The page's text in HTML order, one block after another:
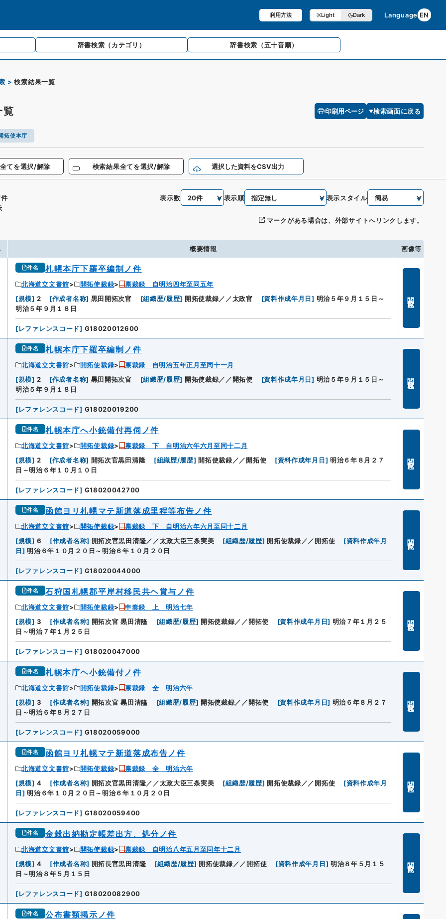
利用方法 Light Dark Language EN
辞書検索 （カテゴリ） 辞書検索 （五十音順）
検索結果一覧
覧 印刷用ページ 検索画面に戻る
拓使本庁
てを選択/解除 検索結果全てを選択/解除 選択した資料をCSV出力
件
表示数 表示順 表示スタイル
マークがある場合は、外部サイトへリンクします。
概要情報 画像等
件名 札幌本庁下羅卒編制ノ件
北海道立文書館 開拓使裁録
禀裁録 自明治四年至同五年
[規模] 2 [作成者名称] 黒田開拓次官 [組織歴/履歴] 開拓使裁録／／太政官 [資料作成年月日] 明治５年９月１５日～
明治５年９月１８日
[レファレンスコード] G18020012600
件名 札幌本庁下羅卒編制ノ件
北海道立文書館 開拓使裁録
禀裁録 自明治五年正月至同十一月
[規模] 2 [作成者名称] 黒田開拓次官 [組織歴/履歴] 開拓使裁録／／開拓使 [資料作成年月日] 明治５年９月１５日～
明治５年９月１８日
[レファレンスコード] G18020019200
件名 札幌本庁へ小銃備付再伺ノ件
北海道立文書館 開拓使裁録
禀裁録 下 自明治六年六月至同十二月
[規模] 2 [作成者名称] 開拓次官黒田清隆 [組織歴/履歴] 開拓使裁録／／開拓使 [資料作成年月日] 明治６年８月２７
日～明治６年１０月１０日
[レファレンスコード] G18020042700
件名 函館ヨリ札幌マテ新道落成里程等布告ノ件
北海道立文書館 開拓使裁録
禀裁録 下 自明治六年六月至同十二月
[規模] 6 [作成者名称] 開拓次官黒田清隆／／太政大臣三条実美 [組織歴/履歴] 開拓使裁録／／開拓使 [資料作成年月
日] 明治６年１０月２０日～明治６年１０月２０日
[レファレンスコード] G18020044000
件名 石狩国札幌郡平岸村移民共ヘ賞与ノ件
北海道立文書館 開拓使裁録
申奏録 上 明治七年
[規模] 3 [作成者名称] 開拓次官 黒田清隆 [組織歴/履歴] 開拓使裁録／／開拓使 [資料作成年月日] 明治７年１月２５
日～明治７年１月２５日
[レファレンスコード] G18020047000
件名 札幌本庁ヘ小銃備付ノ件
北海道立文書館 開拓使裁録
禀裁録 全 明治六年
[規模] 3 [作成者名称] 開拓次官 黒田清隆 [組織歴/履歴] 開拓使裁録／／開拓使 [資料作成年月日] 明治６年８月２７
日～明治６年８月２７日
[レファレンスコード] G18020059000
件名 函館ヨリ札幌マテ新道落成布告ノ件
北海道立文書館 開拓使裁録
禀裁録 全 明治六年
[規模] 4 [作成者名称] 開拓次官黒田清隆／／太政大臣三条実美 [組織歴/履歴] 開拓使裁録／／開拓使 [資料作成年月
日] 明治６年１０月２０日～明治６年１０月２０日
[レファレンスコード] G18020059400
件名 金穀出納勘定帳差出方、処分ノ件
北海道立文書館 開拓使裁録
禀裁録 自明治八年五月至同年十二月
[規模] 4 [作成者名称] 開拓長官黒田清隆 [組織歴/履歴] 開拓使裁録／／開拓使 [資料作成年月日] 明治８年５月１５
日～明治８年５月１５日
[レファレンスコード] G18020082900
件名 公布書類掲示ノ件